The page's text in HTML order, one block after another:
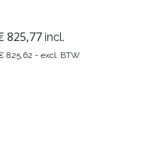
825,77 incl.
825,62 - excl. BTW